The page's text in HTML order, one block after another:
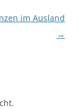
im Ausland
→